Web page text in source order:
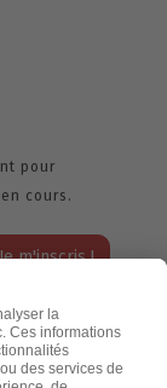
pour
cours.
de confidentialité,